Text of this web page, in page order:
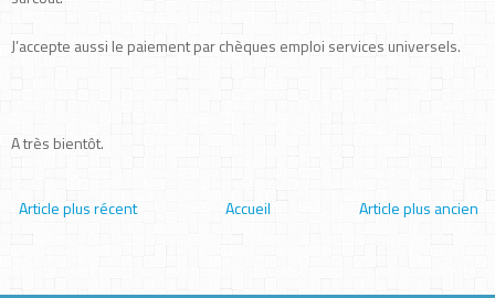
J’accepte aussi le paiement par chèques emploi services universels.
A très bientôt.
Article plus récent Article plus ancien
Accueil